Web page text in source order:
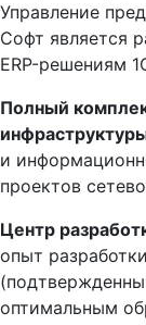
Управление
Софт является
ERP-решениям
Полный
и
проектов
Центр
опыт
оптимальным